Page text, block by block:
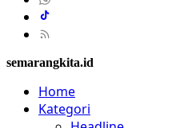
semarangkita.id
Home
Kategori